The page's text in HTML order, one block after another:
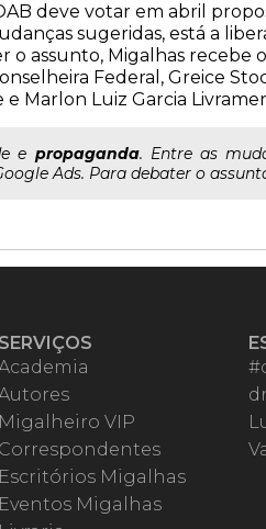
deve votar em abril
sugeridas, está a
o assunto, Migalhas
Federal, Greice
Marlon Luiz Garcia
e propaganda. Entre as
Ads. Para debater o
SERVIÇOS
Migalheiro VIP
Correspondentes
Escritórios Migalhas
Eventos Migalhas